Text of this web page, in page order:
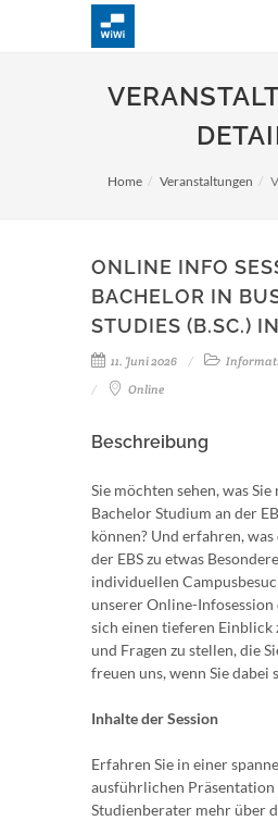
Home Veranstaltungen
ONLINE INFO
BACHELOR IN
STUDIES (B.SC.)
11. Juni 2026
Online
Beschreibung
Sie möchten sehen, was Sie
Bachelor Studium an der
können? Und erfahren, was
der EBS zu etwas
individuellen
unserer Online-
sich einen tieferen Einblick
und Fragen zu stellen, die
freuen uns, wenn Sie dabei
Inhalte der Session
Erfahren Sie in einer
ausführlichen
Studienberater mehr über